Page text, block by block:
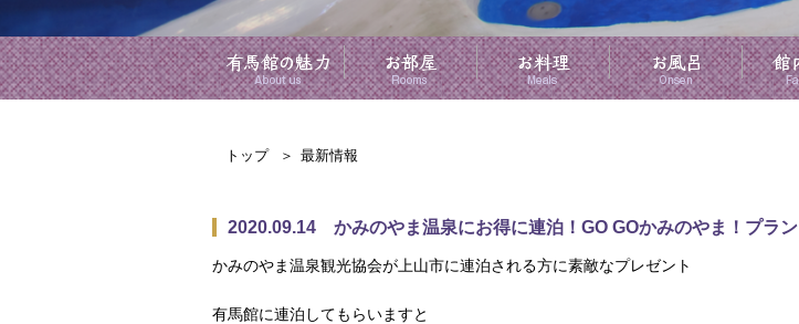
トップ 最新情報
2020.09.14 かみのやま温泉にお得に連泊！GO GOかみのやま！プラン
かみのやま温泉観光協会が上山市に連泊される方に素敵なプレゼント
有馬館に連泊してもらいますと